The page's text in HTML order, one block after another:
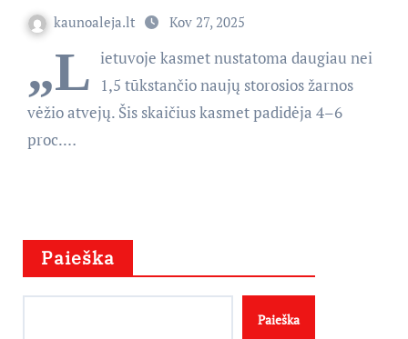
kaunoaleja.lt Kov 27, 2025
„L ietuvoje kasmet nustatoma daugiau nei
1,5 tūkstančio naujų storosios žarnos
vėžio atvejų. Šis skaičius kasmet padidėja 4–6
proc.…
Paieška
Paieška